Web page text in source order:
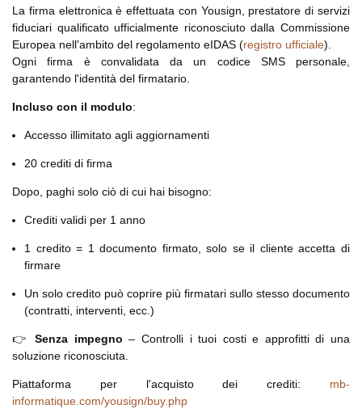
La firma elettronica è effettuata con Yousign, prestatore di servizi
fiduciari qualificato ufficialmente riconosciuto dalla Commissione
Europea nell'ambito del regolamento eIDAS (registro ufficiale).
Ogni firma è convalidata da un codice SMS personale,
garantendo l'identità del firmatario.
Incluso con il modulo:
Accesso illimitato agli aggiornamenti
20 crediti di firma
Dopo, paghi solo ciò di cui hai bisogno:
Crediti validi per 1 anno
1 credito = 1 documento firmato, solo se il cliente accetta di
firmare
Un solo credito può coprire più firmatari sullo stesso documento
(contratti, interventi, ecc.)
👉Senza impegno – Controlli i tuoi costi e approfitti di una
soluzione riconosciuta.
Piattaforma per l'acquisto dei crediti: mb-
informatique.com/yousign/buy.php